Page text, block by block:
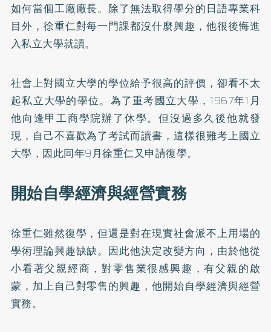
如何當個工廠廠長。除了無法取得學分的日語專業科
目外，徐重仁對每一門課都沒什麼興趣，他很後悔進
入私立大學就讀。
社會上對國立大學的學位給予很高的評價，卻看不太
起私立大學的學位。為了重考國立大學，1967年1月
他向逢甲工商學院辦了休學。但沒過多久後他就發
現，自己不喜歡為了考試而讀書，這樣很難考上國立
大學，因此同年9月徐重仁又申請復學。
開始自學經濟與經營實務
徐重仁雖然復學，但還是對在現實社會派不上用場的
學術理論興趣缺缺。因此他決定改變方向，由於他從
小看著父親經商，對零售業很感興趣，有父親的啟
蒙，加上自己對零售的興趣，他開始自學經濟與經營
實務。